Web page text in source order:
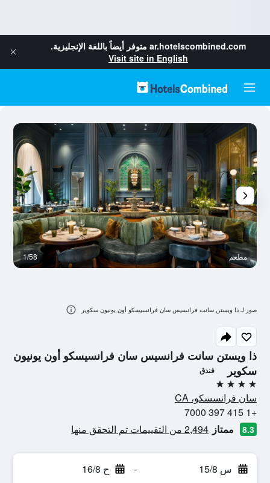
ar.hotelscombined.com متوفر أيضاً باللغة الإنجليزية.
Visit site in English
ذا ويستن سانت فرانسيس سان فرانسيسكو أون يونيون
سكوير
فندق
4 نجوم
سان فرانسسكو، CA
+1 415 397 7000
8.3 ممتاز 2,494 من التقييمات تم التحقق منها
س 15/8 - ح 16/8
مطعم 1/58
صور لـ ذا ويستن سانت فرانسيس سان فرانسيسكو أون يونيون سكوير